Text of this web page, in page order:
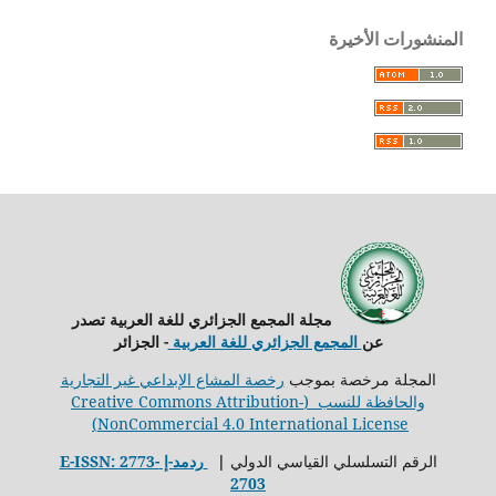
المنشورات الأخيرة
مجلة المجمع الجزائري للغة العربية تصدر
عن المجمع الجزائري للغة العربية- الجزائر
المجلة مرخصة بموجب رخصة المشاع الإبداعي غير التجارية
والحافظة للنسب (Creative Commons Attribution-
NonCommercial 4.0 International License)
الرقم التسلسلي القياسي الدولي
ردمد-إ E-ISSN: 2773-
2703